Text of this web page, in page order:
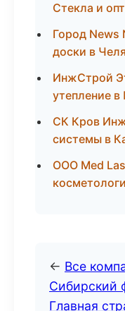
Стекла и
Город News
доски в
ИнжСтрой
утепление в
СК Кров
системы в
ООО Med
← Все
Сибирский
Главная